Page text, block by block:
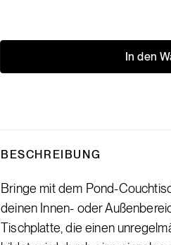
In den
BESCHREIBUNG
Bringe mit dem Pond-
deinen Innen- oder
Tischplatte, die einen